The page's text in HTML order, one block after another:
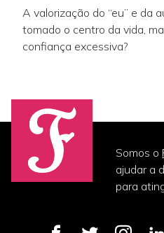
A valorização do “eu” e da
tomado o centro da vida,
confiança excessiva?
Somos o
ajudar a
para